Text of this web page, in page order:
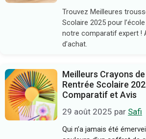
Trouvez Meilleures
Scolaire 2025 pour
notre comparatif expert !
d’achat.
Meilleurs Crayons
Rentrée Scolaire
Comparatif et Avis
29 août 2025 par Safi
Qui n’a jamais été